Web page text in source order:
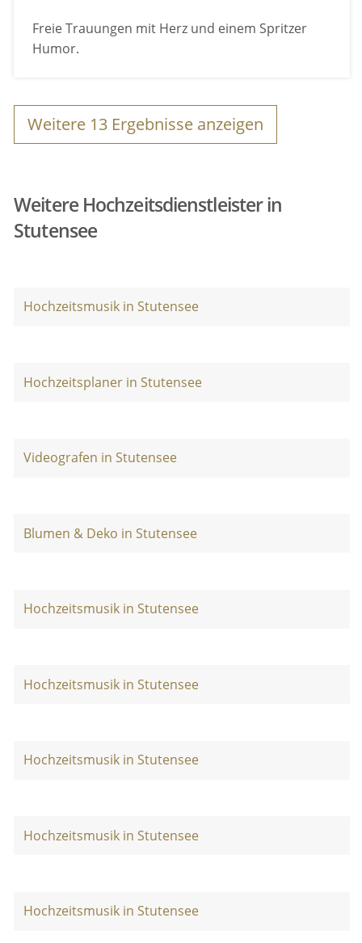
Freie Trauungen mit Herz und einem Spritzer
Humor.
Weitere 13 Ergebnisse anzeigen
Weitere Hochzeitsdienstleister in
Stutensee
Hochzeitsmusik in Stutensee
Hochzeitsplaner in Stutensee
Videografen in Stutensee
Blumen & Deko in Stutensee
Hochzeitsmusik in Stutensee
Hochzeitsmusik in Stutensee
Hochzeitsmusik in Stutensee
Hochzeitsmusik in Stutensee
Hochzeitsmusik in Stutensee